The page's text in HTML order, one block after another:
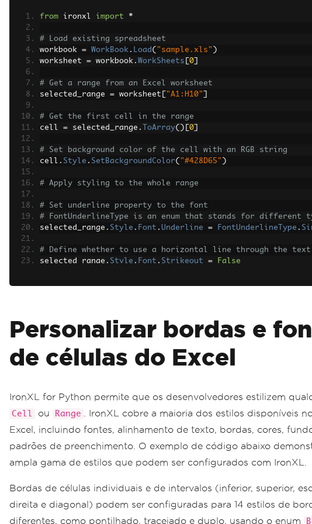
from ironxl import *
# Load existing spreadsheet
workbook = WorkBook . Load ( "sample.xls" )
worksheet = workbook . WorkSheets 0
# Get a range from an Excel worksheet
selected_range = worksheet "A1:H10"
# Get the first cell in the range
cell = selected_range . ToArray()[ 0
# Set background color of the cell with an RGB string
cell . Style . SetBackgroundColor( "#428D65" )
# Apply styling to the whole range
# Set underline property to the font
# FontUnderlineType is an enum that stands for different
selected_range . Style . Font . Underline = FontUnderlineType .
# Define whether to use a horizontal line through the
selected_range . Style . Font . Strikeout = False
selected_range
Style .Font Italic False
# Get or set the script property of a font
# FontScript enum stands for available options
# Set the type of the border line
# BorderType enum indicates the line style of a border
selected_range.Style.BottomBorder.Type = BorderType.
# Indicate whether the cell should be auto-sized
selected_range.Style .ShrinkToFit = True
# Set alignment of the cell
selected_range
VerticalAlignment = VerticalAlignment
# Set border color
Personalizar bordas e
de células do Excel
IronXL for Python permite que os desenvolvedores estilizem
Cell ou Range
. IronXL cobre a maioria dos estilos disponíveis
Excel, incluindo fontes, alinhamento de texto, bordas, cores,
padrões de preenchimento. O exemplo de código abaixo
ampla gama de estilos que podem ser configurados com IronXL.
Bordas de células individuais e de intervalos (inferior, superior,
direita e diagonal) podem ser configuradas para 14 estilos de
diferentes, como pontilhado, tracejado e duplo, usando o enum